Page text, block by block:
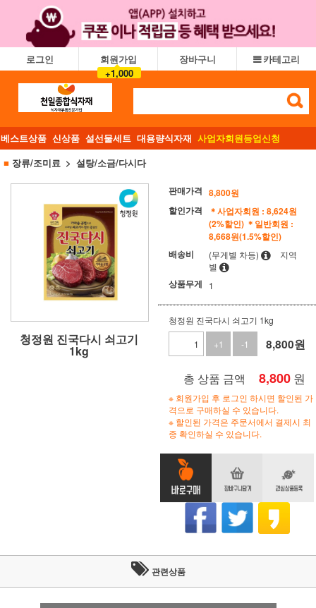
로그인
회원가입
+1,000
장바구니 카테고리
베스트상품 신상품 설선물세트 대용량식자재 사업자회원등업신청
■ 장류/조미료 설탕/소금/다시다
청정원 진국다시 쇠고기
1kg
판매가격 8,800원
할인가격
＊사업자회원 : 8,624원
(2%할인) ＊일반회원 :
8,668원(1.5%할인)
배송비
(무게별 차등)
지역
별
상품무게 1
청정원 진국다시 쇠고기 1kg
+1
-1 8,800원
총 상품 금액 8,800 원
※ 회원가입 후 로그인 하시면 할인된 가
격으로 구매하실 수 있습니다.
※ 할인된 가격은 주문서에서 결제시 최
종 확인하실 수 있습니다.
관련상품